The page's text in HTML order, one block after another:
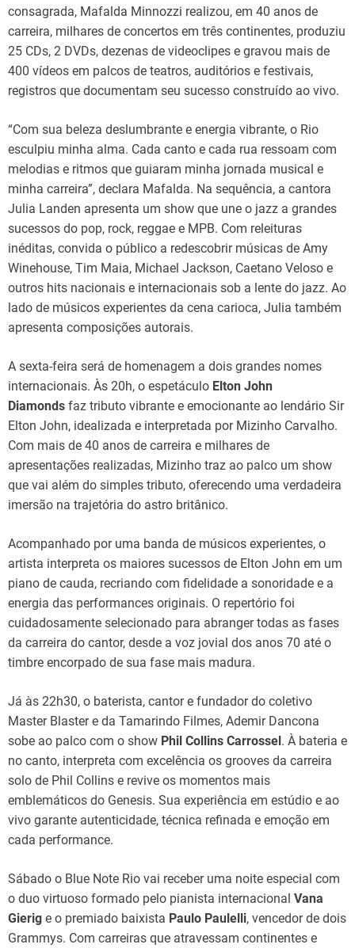
consagrada, Mafalda Minnozzi realizou, em 40 anos de
carreira, milhares de concertos em três continentes, produziu
25 CDs, 2 DVDs, dezenas de videoclipes e gravou mais de
400 vídeos em palcos de teatros, auditórios e festivais,
registros que documentam seu sucesso construído ao vivo.
“Com sua beleza deslumbrante e energia vibrante, o Rio
esculpiu minha alma. Cada canto e cada rua ressoam com
melodias e ritmos que guiaram minha jornada musical e
minha carreira”, declara Mafalda. Na sequência, a cantora
Julia Landen apresenta um show que une o jazz a grandes
sucessos do pop, rock, reggae e MPB. Com releituras
inéditas, convida o público a redescobrir músicas de Amy
Winehouse, Tim Maia, Michael Jackson, Caetano Veloso e
outros hits nacionais e internacionais sob a lente do jazz. Ao
lado de músicos experientes da cena carioca, Julia também
apresenta composições autorais.
A sexta-feira será de homenagem a dois grandes nomes
internacionais. Às 20h, o espetáculo Elton John
Diamonds faz tributo vibrante e emocionante ao lendário Sir
Elton John, idealizada e interpretada por Mizinho Carvalho.
Com mais de 40 anos de carreira e milhares de
apresentações realizadas, Mizinho traz ao palco um show
que vai além do simples tributo, oferecendo uma verdadeira
imersão na trajetória do astro britânico.
Acompanhado por uma banda de músicos experientes, o
artista interpreta os maiores sucessos de Elton John em um
piano de cauda, recriando com fidelidade a sonoridade e a
energia das performances originais. O repertório foi
cuidadosamente selecionado para abranger todas as fases
da carreira do cantor, desde a voz jovial dos anos 70 até o
timbre encorpado de sua fase mais madura.
Já às 22h30, o baterista, cantor e fundador do coletivo
Master Blaster e da Tamarindo Filmes, Ademir Dancona
sobe ao palco com o show Phil Collins Carrossel. À bateria e
no canto, interpreta com excelência os grooves da carreira
solo de Phil Collins e revive os momentos mais
emblemáticos do Genesis. Sua experiência em estúdio e ao
vivo garante autenticidade, técnica refinada e emoção em
cada performance.
Sábado o Blue Note Rio vai receber uma noite especial com
o duo virtuoso formado pelo pianista internacional Vana
Gierig e o premiado baixista Paulo Paulelli, vencedor de dois
Grammys. Com carreiras que atravessam continentes e